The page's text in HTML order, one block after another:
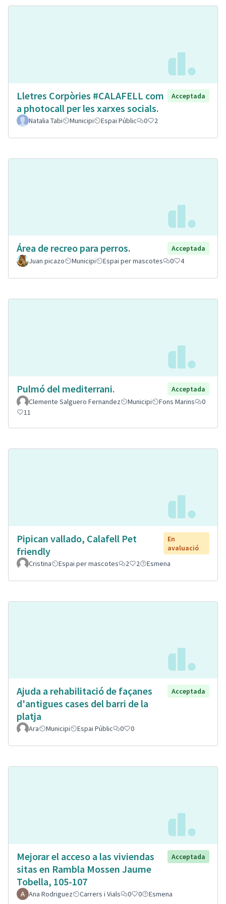
Lletres Corpòries #CALAFELL com
a photocall per les xarxes socials.
Acceptada
Natalia Tabi Municipi Espai Públic 0 2
Área de recreo para perros.
Acceptada
Juan picazo
Municipi Espai per mascotes 0 4
Pulmó del mediterrani.
Acceptada
Clemente Salguero Fernandez
Municipi Fons Marins
0
11
Pipican vallado, Calafell Pet
friendly
En
avaluació
Cristina
Espai per mascotes 2 2 Esmena
Ajuda a rehabilitació de façanes
d'antigues cases del barri de la
platja
Acceptada
Ara Municipi Espai Públic 0 0
Mejorar el acceso a las viviendas
sitas en Rambla Mossen Jaume
Tobella, 105-107
Acceptada
Ana Rodriguez Carrers i Vials 0 0 Esmena